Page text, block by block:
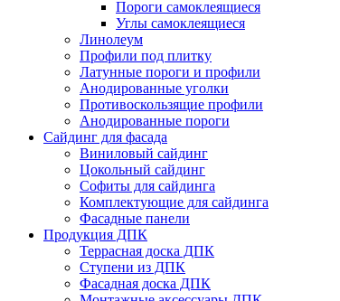
Пороги самоклеящиеся
Углы самоклеящиеся
Линолеум
Профили под плитку
Латунные пороги и профили
Анодированные уголки
Противоскользящие профили
Анодированные пороги
Сайдинг для фасада
Виниловый сайдинг
Цокольный сайдинг
Софиты для сайдинга
Комплектующие для сайдинга
Фасадные панели
Продукция ДПК
Террасная доска ДПК
Ступени из ДПК
Фасадная доска ДПК